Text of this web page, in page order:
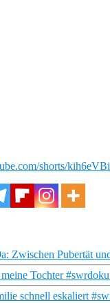
shorts/
Zwischen Pubertät
Tochter
schnell eskaliert